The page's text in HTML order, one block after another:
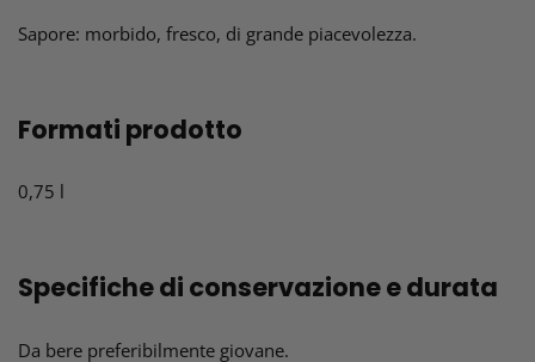
Sapore: morbido, fresco, di grande piacevolezza.
Formati prodotto
0,75 l
Specifiche di conservazione e durata
Da bere preferibilmente giovane.